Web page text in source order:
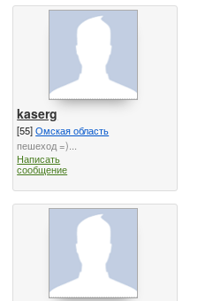
kaserg
[55]Омская область
пешеход =)...
Написать
сообщение